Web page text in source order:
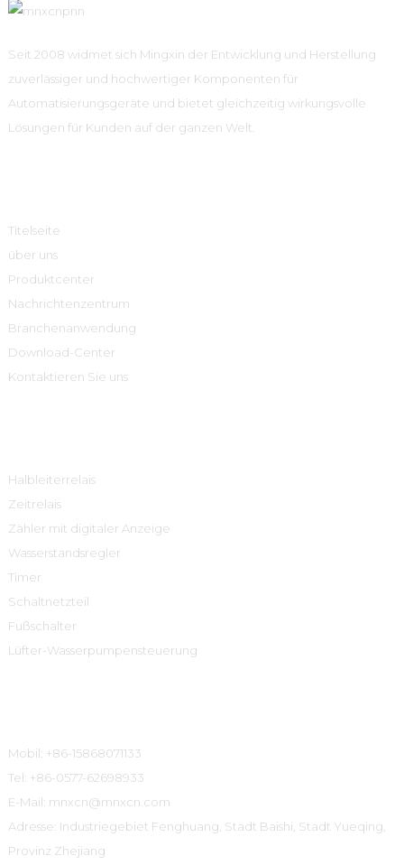
Seit 2008 widmet sich Mingxin der Entwicklung und Herstellung
zuverlässiger und hochwertiger Komponenten für
Automatisierungsgeräte und bietet gleichzeitig wirkungsvolle
Lösungen für Kunden auf der ganzen Welt.
Titelseite
über uns
Produktcenter
Nachrichtenzentrum
Branchenanwendung
Download-Center
Kontaktieren Sie uns
Halbleiterrelais
Zeitrelais
Zähler mit digitaler Anzeige
Wasserstandsregler
Timer
Schaltnetzteil
Fußschalter
Lüfter-Wasserpumpensteuerung
Mobil: +86-15868071133
Tel: +86-0577-62698933
E-Mail: mnxcn@mnxcn.com
Adresse: Industriegebiet Fenghuang, Stadt Baishi, Stadt Yueqing,
Provinz Zhejiang